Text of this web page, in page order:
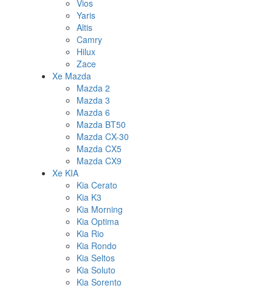
Vios
Yaris
Altis
Camry
Hilux
Zace
Xe Mazda
Mazda 2
Mazda 3
Mazda 6
Mazda BT50
Mazda CX-30
Mazda CX5
Mazda CX9
Xe KIA
Kia Cerato
Kia K3
Kia Morning
Kia Optima
Kia Rio
Kia Rondo
Kia Seltos
Kia Soluto
Kia Sorento